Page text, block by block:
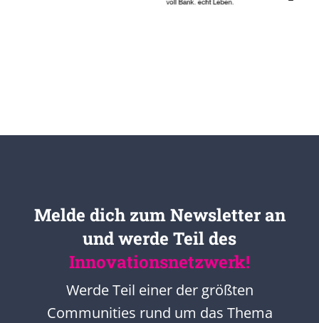
Melde dich zum Newsletter an
und werde Teil des
Innovationsnetzwerk!
Werde Teil einer der größten
Communities rund um das Thema